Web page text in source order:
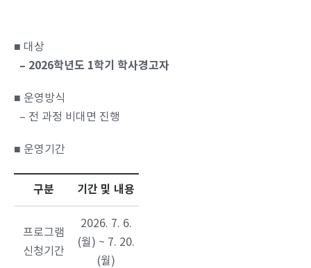
■ 대상
– 2026학년도 1학기 학사경고자
■ 운영방식
– 전 과정 비대면 진행
■ 운영기간
구분 기간 및 내용
프로그램
신청기간
2026. 7. 6.
(월) ~ 7. 20.
(월)